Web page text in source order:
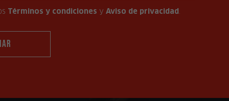
Términos y condiciones y Aviso de privacidad.